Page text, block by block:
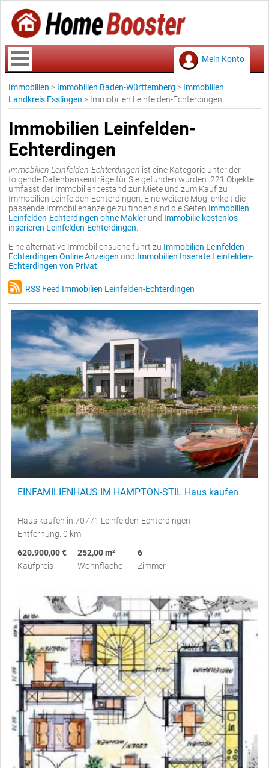
Mein Konto
Immobilien > Immobilien Baden-Württemberg > Immobilien
Landkreis Esslingen > Immobilien Leinfelden-Echterdingen
Immobilien Leinfelden-
Echterdingen
Immobilien Leinfelden-Echterdingen ist eine Kategorie unter der
folgende Datenbankeinträge für Sie gefunden wurden. 221 Objekte
umfasst der Immobilienbestand zur Miete und zum Kauf zu
Immobilien Leinfelden-Echterdingen. Eine weitere Möglichkeit die
passende Immobilienanzeige zu finden sind die Seiten Immobilien
Leinfelden-Echterdingen ohne Makler und Immobilie kostenlos
inserieren Leinfelden-Echterdingen
Eine alternative Immobiliensuche führt zu Immobilien Leinfelden-
Echterdingen Online Anzeigen und Immobilien Inserate Leinfelden-
Echterdingen von Privat
RSS Feed Immobilien Leinfelden-Echterdingen
EINFAMILIENHAUS IM HAMPTON-STIL Haus kaufen
Haus kaufen in 70771 Leinfelden-Echterdingen
Entfernung: 0 km
620.900,00 €
Kaufpreis
252,00 m²
Wohnfläche
6
Zimmer